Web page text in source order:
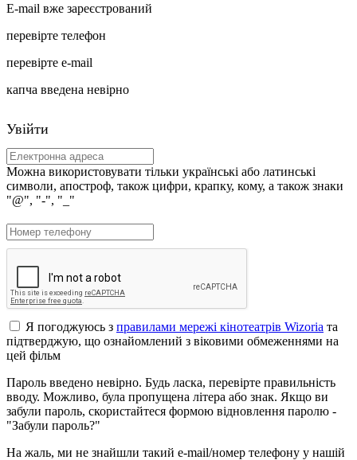
E-mail вже зареєстрований
перевірте телефон
перевірте e-mail
капча введена невірно
Увійти
Можна використовувати тільки українські або латинські
символи, апостроф, також цифри, крапку, кому, а також знаки
"@", "-", "_"
Я погоджуюсь з правилами мережі кінотеатрів Wizoria та
підтверджую, що ознайомлений з віковими обмеженнями на
цей фільм
Пароль введено невірно. Будь ласка, перевірте правильність
вводу. Можливо, була пропущена літера або знак. Якщо ви
забули пароль, скористайтеся формою відновлення паролю -
"Забули пароль?"
На жаль, ми не знайшли такий e-mail/номер телефону у нашій